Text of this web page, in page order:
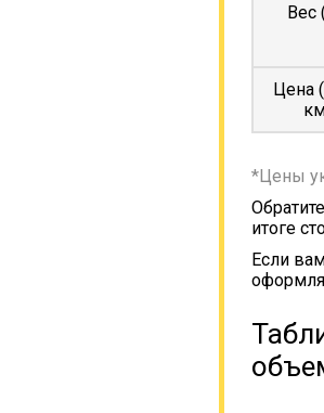
Вес
Цена
*Цены
итоге
Если